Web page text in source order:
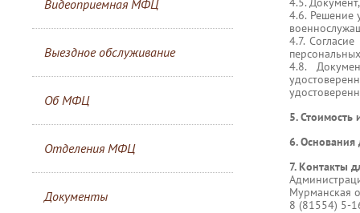
Видеоприемная МФЦ
Выездное обслуживание
Об МФЦ
Отделения МФЦ
Документы
4.6. Решение
4.7.
4.8.
5.
6. Основания
7. Контакты
Мурманская
8 (81554) 5-